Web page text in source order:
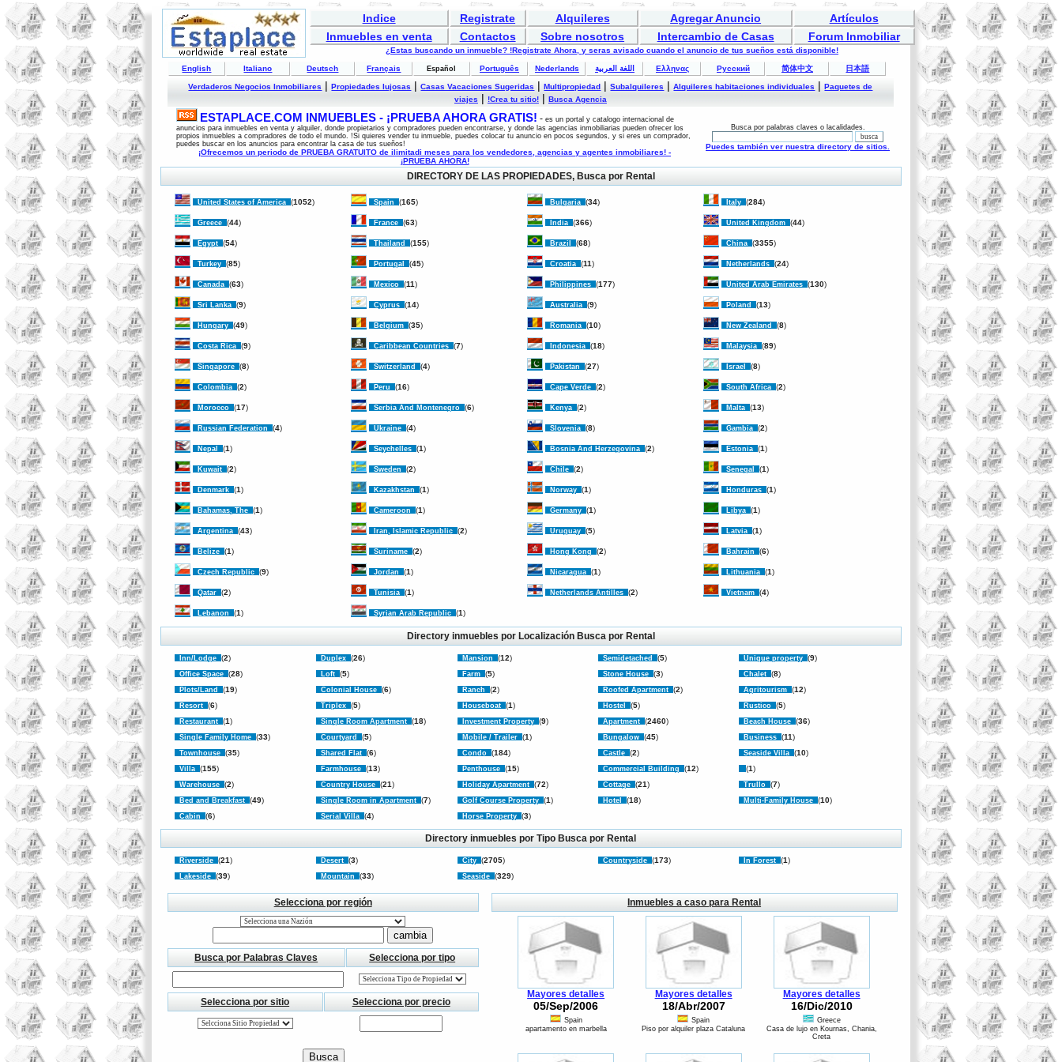
Indice Registrate Alquileres Agregar Anuncio
Artículos
Inmuebles en venta
Contactos Sobre nosotros Intercambio de Casas Forum Inmobiliar
¿Estas buscando un inmueble? !Registrate Ahora, y seras avisado cuando el anuncio de tus sueños está disponible!
English Italiano Deutsch Français Español Português Nederlands اللغة العربية Ελληνας Русский 简体中文 日本語
Verdaderos Negocios Inmobiliares |Propiedades lujosas |Casas Vacaciones Sugeridas |Multipropiedad |Subalquileres |Alquileres habitaciones individuales |Paquetes de
viajes | !Crea tu sitio!| Busca Agencia
ESTAPLACE.COM INMUEBLES - ¡PRUEBA AHORA GRATIS! - es un portal y catalogo internacional de
anuncios para inmuebles en venta y alquiler, donde propietarios y compradores pueden encontrarse, y donde las agencias inmobiliarias pueden ofrecer los
propios inmuebles a compradores de todo el mundo. !Si quieres vender tu inmueble, puedes colocar tu anuncio en pocos segundos, y si eres un comprador,
puedes buscar en los anuncios para encontrar la casa de tus sueños!
¡Ofrecemos un periodo de PRUEBA GRATUITO de ilimitadi meses para los vendedores, agencias y agentes inmobiliares! -
¡PRUEBA AHORA!
Busca por palabras claves o lacalidades.
Puedes también ver nuestra directory de sitios.
DIRECTORY DE LAS PROPIEDADES, Busca por Rental
United States of America (1052) Spain (165) Bulgaria (34) Italy (284)
Greece (44) France (63) India (366) United Kingdom (44)
Egypt (54) Thailand (155) Brazil (68) China (3355)
Turkey (85) Portugal (45) Croatia (11) Netherlands (24)
Canada (63) Mexico (11) Philippines (177) United Arab Emirates (130)
Sri Lanka (9) Cyprus (14) Australia (9) Poland (13)
Hungary (49) Belgium (35) Romania (10) New Zealand (8)
Costa Rica (9) Caribbean Countries (7) Indonesia (18) Malaysia (89)
Singapore (8) Switzerland (4) Pakistan (27) Israel (8)
Colombia (2) Peru (16) Cape Verde (2) South Africa (2)
Morocco (17) Serbia And Montenegro (6) Kenya (2) Malta (13)
Russian Federation (4) Ukraine (4) Slovenia (8) Gambia (2)
Nepal (1) Seychelles (1) Bosnia And Herzegovina (2) Estonia (1)
Kuwait (2) Sweden (2) Chile (2) Senegal (1)
Denmark (1) Kazakhstan (1) Norway (1) Honduras (1)
Bahamas, The (1) Cameroon (1) Germany (1) Libya (1)
Argentina (43) Iran, Islamic Republic (2) Uruguay (5) Latvia (1)
Belize (1) Suriname (2) Hong Kong (2) Bahrain (6)
Czech Republic (9) Jordan (1) Nicaragua (1) Lithuania (1)
Qatar (2) Tunisia (1) Netherlands Antilles (2) Vietnam (4)
Lebanon (1) Syrian Arab Republic (1)
Directory inmuebles por LocalizaciónBusca por Rental
Inn/Lodge (2) Duplex (26) Mansion (12) Semidetached (5) Unique property (9)
Office Space (28) Loft (5) Farm (5) Stone House (3) Chalet (8)
Plots/Land (19) Colonial House (6) Ranch (2) Roofed Apartment (2) Agritourism (12)
Resort (6) Triplex (5) Houseboat (1) Hostel (5) Rustico (5)
Restaurant (1) Single Room Apartment (18) Investment Property (9) Apartment (2460) Beach House (36)
Single Family Home (33) Courtyard (5) Mobile / Trailer (1) Bungalow (45) Business (11)
Townhouse (35) Shared Flat (6) Condo (184) Castle (2) Seaside Villa (10)
Villa (155) Farmhouse (13) Penthouse (15) Commercial Building (12) (1)
Warehouse (2) Country House (21) Holiday Apartment (72) Cottage (21) Trullo (7)
Bed and Breakfast (49) Single Room in Apartment (7) Golf Course Property (1) Hotel (18) Multi-Family House (10)
Cabin (6) Serial Villa (4) Horse Property (3)
Directory inmuebles por Tipo Busca por Rental
Riverside (21) Desert (3) City (2705) Countryside (173) In Forest (1)
Lakeside (39) Mountain (33) Seaside (329)
Selecciona por región
Busca por Palabras Claves Selecciona por tipo
Selecciona por sitio Selecciona por precio
Inmuebles a caso para Rental
Mayores detalles
05/Sep/2006
Spain
apartamento en marbella
Mayores detalles
18/Abr/2007
Spain
Piso por alquiler plaza Cataluna
Mayores detalles
16/Dic/2010
Greece
Casa de lujo en Kournas, Chania,
Creta